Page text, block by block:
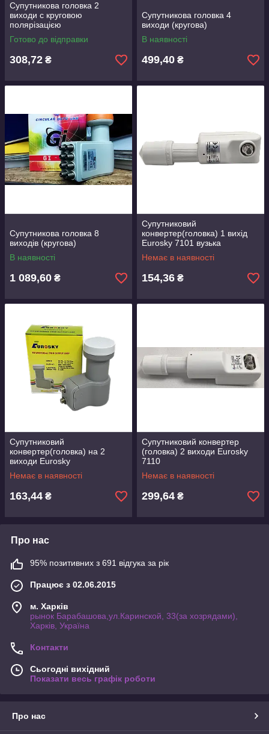
Супутникова головка 2
виходи с круговою
полярізацією
Готово до відправки
308,72 ₴
Супутникова головка 4
виходи (кругова)
В наявності
499,40 ₴
Супутникова головка 8
виходів (кругова)
В наявності
1 089,60 ₴
Супутниковий
конвертер(головка) 1 вихід
Eurosky 7101 вузька
Немає в наявності
154,36 ₴
Супутниковий
конвертер(головка) на 2
виходи Eurosky
Немає в наявності
163,44 ₴
Супутниковий конвертер
(головка) 2 виходи Eurosky
7110
Немає в наявності
299,64 ₴
Про нас
95% позитивних з 691 відгука за рік
Працює з 02.06.2015
м. Харків
рынок Барабашова,ул.Каринской, 33(за хозрядами),
Харків, Україна
Контакти
Сьогодні вихідний
Показати весь графік роботи
Про нас